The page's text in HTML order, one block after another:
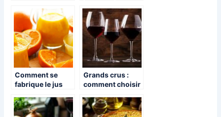
julienne ?
Comment se
fabrique le jus
Grands crus :
comment choisir
bouteilles sur
internet ?